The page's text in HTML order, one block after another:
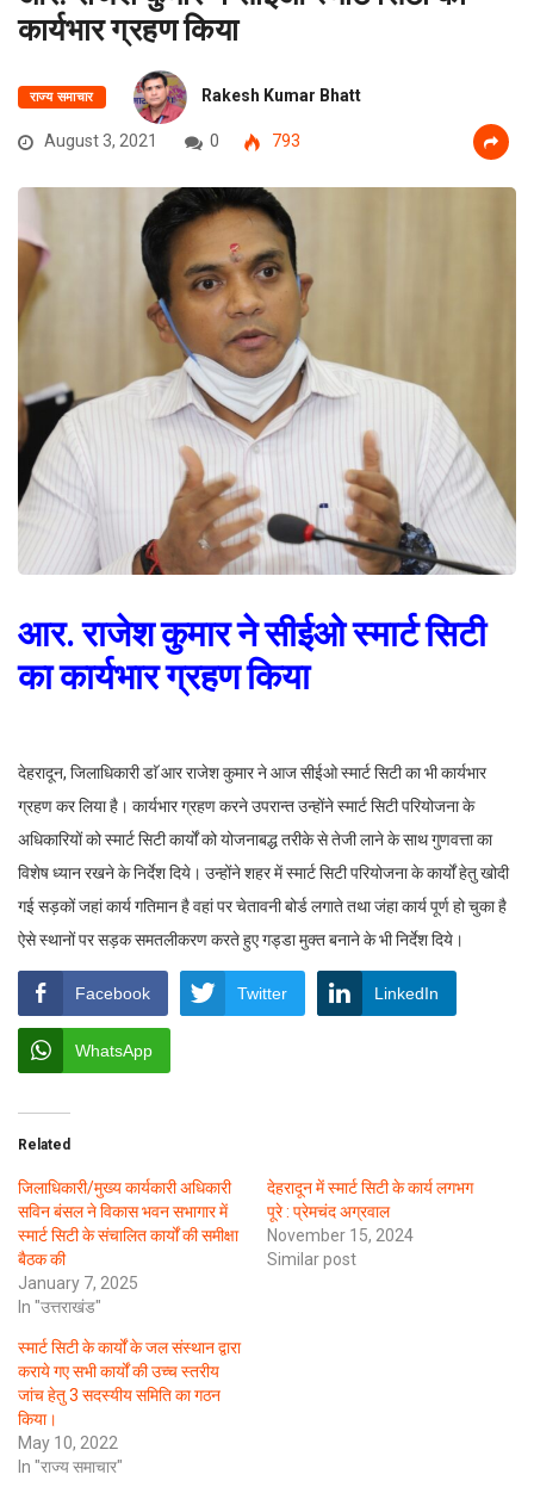
कार्यभार ग्रहण किया
राज्य समाचार Rakesh Kumar Bhatt
August 3, 2021 0 793
आर. राजेश कुमार ने सीईओ स्मार्ट सिटी
का कार्यभार ग्रहण किया
देहरादून, जिलाधिकारी डाॅ आर राजेश कुमार ने आज सीईओ स्मार्ट सिटी का भी कार्यभार
ग्रहण कर लिया है। कार्यभार ग्रहण करने उपरान्त उन्होंने स्मार्ट सिटी परियोजना के
अधिकारियों को स्मार्ट सिटी कार्यों को योजनाबद्ध तरीके से तेजी लाने के साथ गुणवत्ता का
विशेष ध्यान रखने के निर्देश दिये। उन्होंने शहर में स्मार्ट सिटी परियोजना के कार्यों हेतु खोदी
गई सड़कों जहां कार्य गतिमान है वहां पर चेतावनी बोर्ड लगाते तथा जंहा कार्य पूर्ण हो चुका है
ऐसे स्थानों पर सड़क समतलीकरण करते हुए गड्डा मुक्त बनाने के भी निर्देश दिये।
Facebook Twitter LinkedIn
WhatsApp
Related
जिलाधिकारी/मुख्य कार्यकारी अधिकारी
सविन बंसल ने विकास भवन सभागार में
स्मार्ट सिटी के संचालित कार्यों की समीक्षा
बैठक की
January 7, 2025
In "उत्तराखंड"
देहरादून में स्मार्ट सिटी के कार्य लगभग
पूरे : प्रेमचंद अग्रवाल
November 15, 2024
Similar post
स्मार्ट सिटी के कार्यों के जल संस्थान द्वारा
कराये गए सभी कार्यों की उच्च स्तरीय
जांच हेतु 3 सदस्यीय समिति का गठन
किया।
May 10, 2022
In "राज्य समाचार"